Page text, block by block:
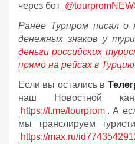
через бот
Ранее Турпром писал о
денежных знаков у
деньги российских
прямо на рейсах в Турцию
Если вы остались в
наш Новостной
https://t.me/tourprom . А
мы транслируем
https://max.ru/